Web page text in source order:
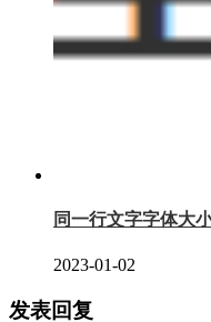
同一行文字字体大
2023-01-02
发表回复